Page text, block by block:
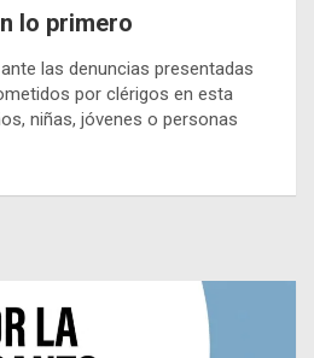
lo primero
las denuncias presentadas
por clérigos en esta
niñas, jóvenes o personas